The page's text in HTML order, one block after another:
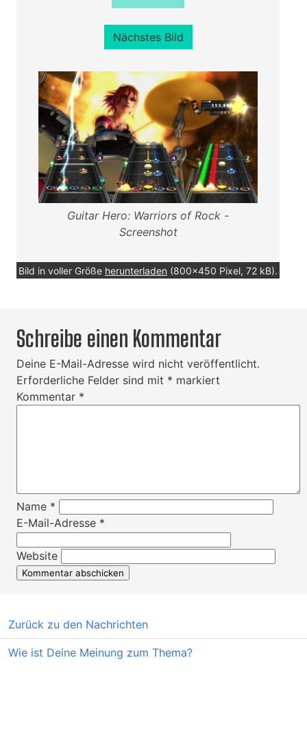
Nächstes Bild
Guitar Hero: Warriors of Rock -
Screenshot
Bild in voller Größe herunterladen (800x450 Pixel, 72 kB).
Schreibe einen Kommentar
Deine E-Mail-Adresse wird nicht veröffentlicht.
Erforderliche Felder sind mit * markiert
Kommentar *
Name *
E-Mail-Adresse *
Website
Zurück zu den Nachrichten
Wie ist Deine Meinung zum Thema?